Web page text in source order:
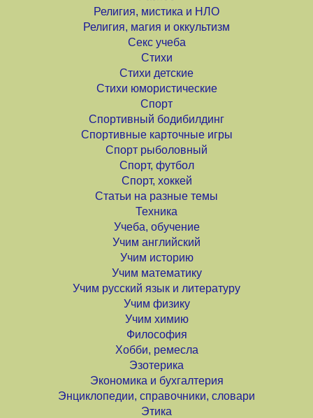
Религия, мистика и НЛО
Религия, магия и оккультизм
Секс учеба
Стихи
Стихи детские
Стихи юмористические
Спорт
Спортивный бодибилдинг
Спортивные карточные игры
Спорт рыболовный
Спорт, футбол
Спорт, хоккей
Статьи на разные темы
Техника
Учеба, обучение
Учим английский
Учим историю
Учим математику
Учим русский язык и литературу
Учим физику
Учим химию
Философия
Хобби, ремесла
Эзотерика
Экономика и бухгалтерия
Энциклопедии, справочники, словари
Этика